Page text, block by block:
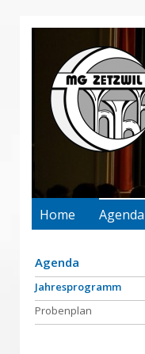
Home Agenda
Agenda
Jahresprogramm
Probenplan